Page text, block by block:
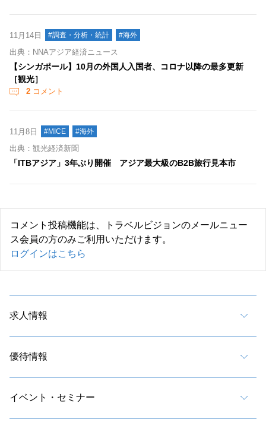
11月14日 #調査・分析・統計 #海外
出典：NNAアジア経済ニュース
【シンガポール】10月の外国人入国者、コロナ以降の最多更新
［観光］
2 コメント
11月8日 #MICE #海外
出典：観光経済新聞
「ITBアジア」3年ぶり開催 アジア最大級のB2B旅行見本市
コメント投稿機能は、トラベルビジョンのメールニュー
ス会員の方のみご利用いただけます。
ログインはこちら
求人情報
優待情報
イベント・セミナー